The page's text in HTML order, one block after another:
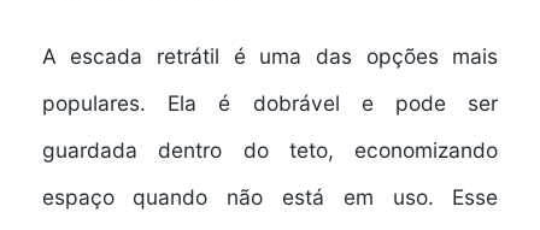
A escada retrátil é uma das opções mais
populares. Ela é dobrável e pode ser
guardada dentro do teto, economizando
espaço quando não está em uso. Esse